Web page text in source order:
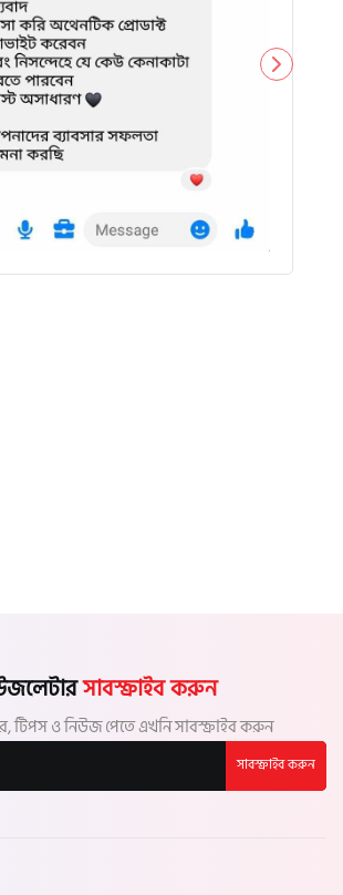
সাবস্ক্রাইব করুন
টিপস ও নিউজ পেতে এখনি সাবস্ক্রাইব করুন
সাবস্ক্রাইব করুন